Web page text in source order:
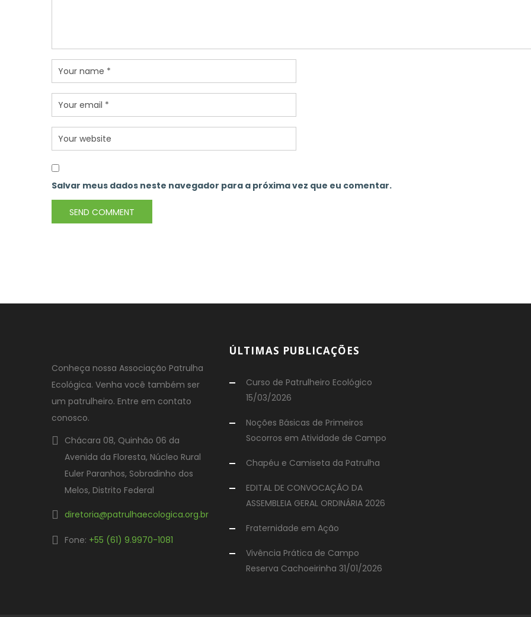
Salvar meus dados neste navegador para a próxima vez que eu comentar.
Conheça nossa Associação Patrulha
Ecológica. Venha você também ser
um patrulheiro. Entre em contato
conosco.
Chácara 08, Quinhão 06 da
Avenida da Floresta, Núcleo Rural
Euler Paranhos, Sobradinho dos
Melos, Distrito Federal
diretoria@patrulhaecologica.org.br
Fone: +55 (61) 9.9970-1081
ÚLTIMAS PUBLICAÇÕES
Curso de Patrulheiro Ecológico
15/03/2026
Noções Básicas de Primeiros
Socorros em Atividade de Campo
Chapéu e Camiseta da Patrulha
EDITAL DE CONVOCAÇÃO DA
ASSEMBLEIA GERAL ORDINÁRIA 2026
Fraternidade em Ação
Vivência Prática de Campo
Reserva Cachoeirinha 31/01/2026